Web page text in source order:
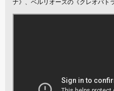
ナ》、ベルリオーズの《クレオパト